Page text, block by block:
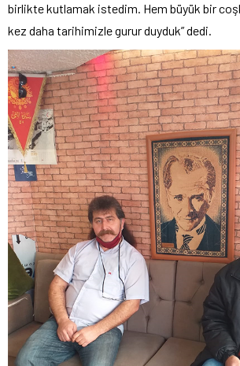
birlikte kutlamak istedim. Hem büyük bir
kez daha tarihimizle gurur duyduk” dedi.